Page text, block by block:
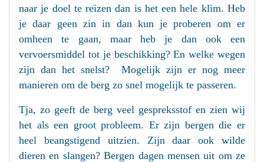
naar je doel te reizen dan is het een hele klim. Heb
je daar geen zin in dan kun je proberen om er
omheen te gaan, maar heb je dan ook een
vervoersmiddel tot je beschikking? En welke wegen
zijn dan het snelst? Mogelijk zijn er nog meer
manieren om de berg zo snel mogelijk te passeren.
Tja, zo geeft de berg veel gespreksstof en zien wij
het als een groot probleem. Er zijn bergen die er
heel beangstigend uitzien. Zijn daar ook wilde
dieren en slangen? Bergen dagen mensen uit om ze